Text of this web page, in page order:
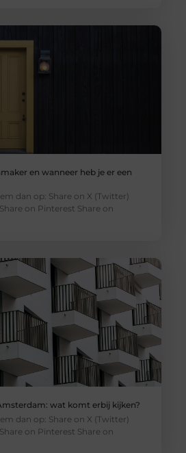
en wanneer heb je er een
dan op: Share on X (Twitter)
on Pinterest Share on
wat komt erbij kijken?
dan op: Share on X (Twitter)
on Pinterest Share on